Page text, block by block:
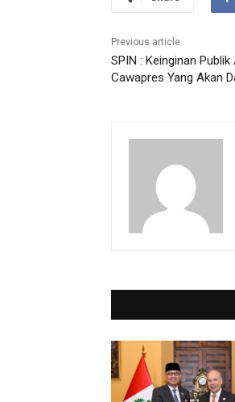
Previous article
SPIN : Keinginan
Cawapres Yang Akan